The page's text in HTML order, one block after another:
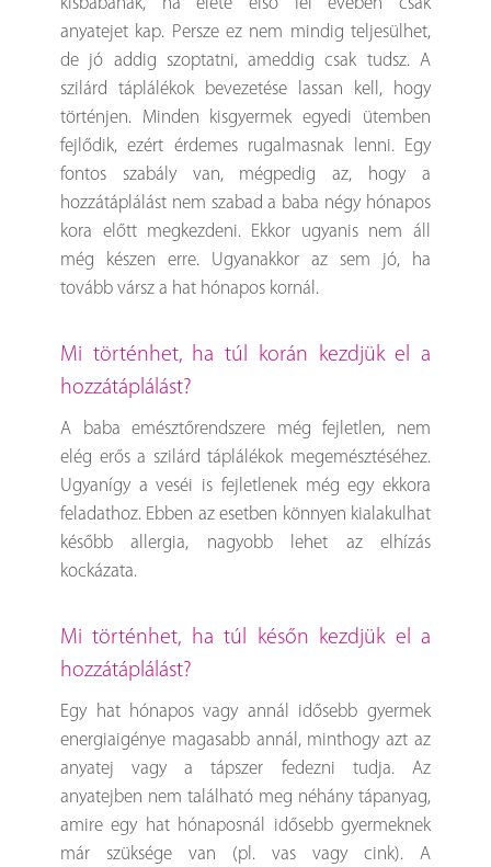
kisbabának, ha élete első fél évében csak
anyatejet kap. Persze ez nem mindig teljesülhet,
de jó addig szoptatni, ameddig csak tudsz. A
szilárd táplálékok bevezetése lassan kell, hogy
történjen. Minden kisgyermek egyedi ütemben
fejlődik, ezért érdemes rugalmasnak lenni. Egy
fontos szabály van, mégpedig az, hogy a
hozzátáplálást nem szabad a baba négy hónapos
kora előtt megkezdeni. Ekkor ugyanis nem áll
még készen erre. Ugyanakkor az sem jó, ha
tovább vársz a hat hónapos kornál.
Mi történhet, ha túl korán kezdjük el a
hozzátáplálást?
A baba emésztőrendszere még fejletlen, nem
elég erős a szilárd táplálékok megemésztéséhez.
Ugyanígy a veséi is fejletlenek még egy ekkora
feladathoz. Ebben az esetben könnyen kialakulhat
később allergia, nagyobb lehet az elhízás
kockázata.
Mi történhet, ha túl későn kezdjük el a
hozzátáplálást?
Egy hat hónapos vagy annál idősebb gyermek
energiaigénye magasabb annál, minthogy azt az
anyatej vagy a tápszer fedezni tudja. Az
anyatejben nem található meg néhány tápanyag,
amire egy hat hónaposnál idősebb gyermeknek
már szüksége van (pl. vas vagy cink). A